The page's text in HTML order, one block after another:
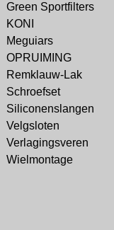
Green Sportfilters
KONI
Meguiars
OPRUIMING
Remklauw-Lak
Schroefset
Siliconenslangen
Velgsloten
Verlagingsveren
Wielmontage